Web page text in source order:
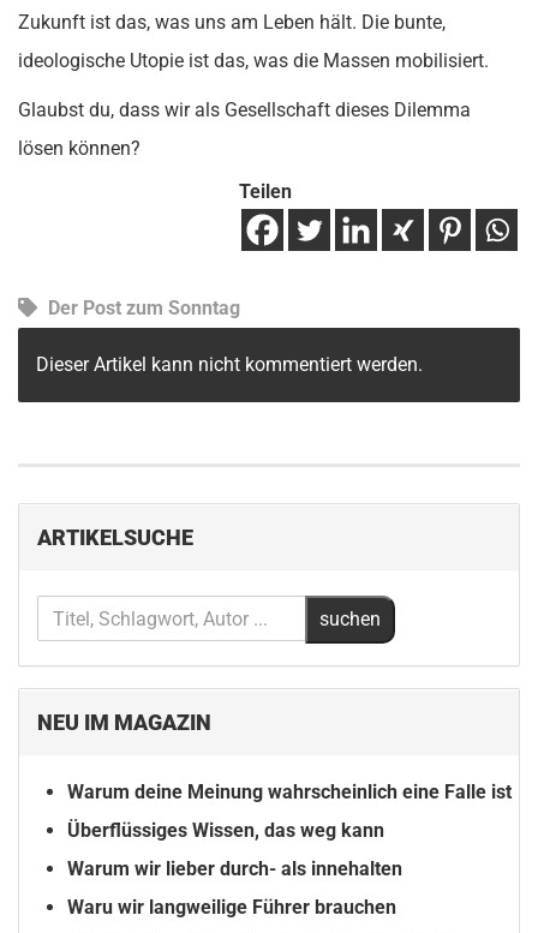
Zukunft ist das, was uns am Leben hält. Die bunte,
ideologische Utopie ist das, was die Massen mobilisiert.
Glaubst du, dass wir als Gesellschaft dieses Dilemma
lösen können?
Teilen
Der Post zum Sonntag
Dieser Artikel kann nicht kommentiert werden.
ARTIKELSUCHE
NEU IM MAGAZIN
Warum deine Meinung wahrscheinlich eine Falle ist
Überflüssiges Wissen, das weg kann
Warum wir lieber durch- als innehalten
Waru wir langweilige Führer brauchen